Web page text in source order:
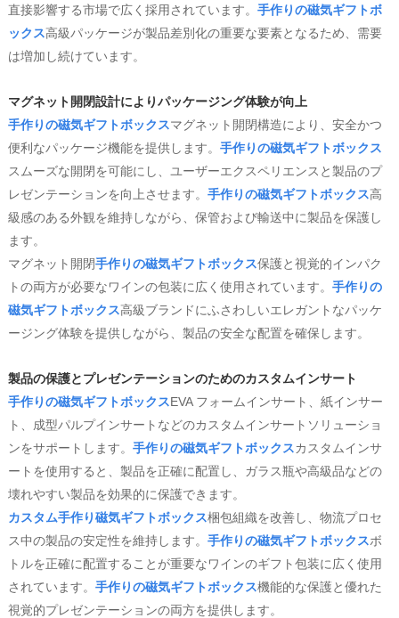
直接影響する市場で広く採用されています。 手作りの磁気ギフトボ
ックス高級パッケージが製品差別化の重要な要素となるため、需要
は増加し続けています。
マグネット開閉設計によりパッケージング体験が向上
手作りの磁気ギフトボックスマグネット開閉構造により、安全かつ
便利なパッケージ機能を提供します。 手作りの磁気ギフトボックス
スムーズな開閉を可能にし、ユーザーエクスペリエンスと製品のプ
レゼンテーションを向上させます。 手作りの磁気ギフトボックス高
級感のある外観を維持しながら、保管および輸送中に製品を保護し
ます。
マグネット開閉手作りの磁気ギフトボックス保護と視覚的インパク
トの両方が必要なワインの包装に広く使用されています。 手作りの
磁気ギフトボックス高級ブランドにふさわしいエレガントなパッケ
ージング体験を提供しながら、製品の安全な配置を確保します。
製品の保護とプレゼンテーションのためのカスタムインサート
手作りの磁気ギフトボックスEVA フォームインサート、紙インサー
ト、成型パルプインサートなどのカスタムインサートソリューショ
ンをサポートします。 手作りの磁気ギフトボックスカスタムインサ
ートを使用すると、製品を正確に配置し、ガラス瓶や高級品などの
壊れやすい製品を効果的に保護できます。
カスタム手作り磁気ギフトボックス梱包組織を改善し、物流プロセ
ス中の製品の安定性を維持します。 手作りの磁気ギフトボックスボ
トルを正確に配置することが重要なワインのギフト包装に広く使用
されています。 手作りの磁気ギフトボックス機能的な保護と優れた
視覚的プレゼンテーションの両方を提供します。